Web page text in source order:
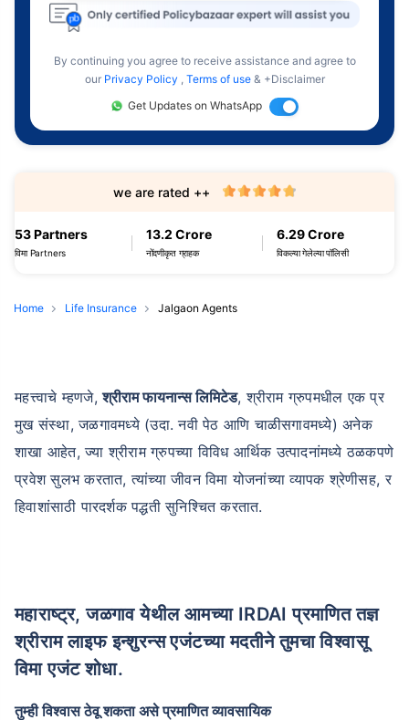
By continuing you agree to receive assistance and agree to
our Privacy Policy , Terms of use & +Disclaimer
Get Updates on WhatsApp
53 Partners
विमा Partners
13.2 Crore
नोंदणीकृत ग्राहक
6.29 Crore
विकल्या गेलेल्या पॉलिसी
we are rated ++
Home Life Insurance Jalgaon Agents
महत्त्वाचे म्हणजे,श्रीराम फायनान्स लिमिटेड, श्रीराम ग्रुपमधील एक प्र
मुख संस्था, जळगावमध्ये (उदा. नवी पेठ आणि चाळीसगावमध्ये) अनेक
शाखा आहेत, ज्या श्रीराम ग्रुपच्या विविध आर्थिक उत्पादनांमध्ये ठळकपणे
प्रवेश सुलभ करतात, त्यांच्या जीवन विमा योजनांच्या व्यापक श्रेणीसह, र
हिवाशांसाठी पारदर्शक पद्धती सुनिश्चित करतात.
महाराष्ट्र, जळगाव येथील आमच्या IRDAI प्रमाणित तज्ञ
श्रीराम लाइफ इन्शुरन्स एजंटच्या मदतीने तुमचा विश्वासू
विमा एजंट शोधा.
तुम्ही विश्वास ठेवू शकता असे प्रमाणित व्यावसायिक